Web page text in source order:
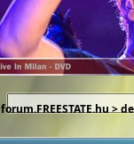
forum.FREESTATE.hu>